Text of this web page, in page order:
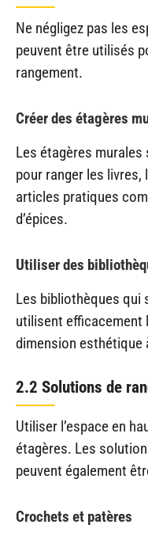
Ne négligez pas les
peuvent être utilisés
rangement.
Créer des étagères
Les étagères
pour ranger les
articles pratiques
d’épices.
Utiliser des
Les bibliothèques qui
utilisent efficacement
dimension esthétique
2.2 Solutions de
Utiliser l’espace en
étagères. Les
peuvent également
Crochets et patères